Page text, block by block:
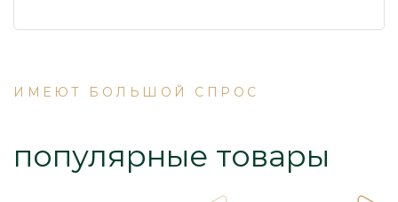
ИМЕЮТ БОЛЬШОЙ СПРОС
популярные товары